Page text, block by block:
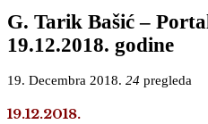
G. Tarik Bašić –
19.12.2018. godine
19. Decembra 2018. 24 pregleda
19.12.2018.